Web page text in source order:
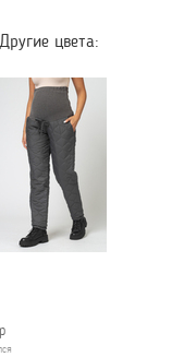
Другие цвета: